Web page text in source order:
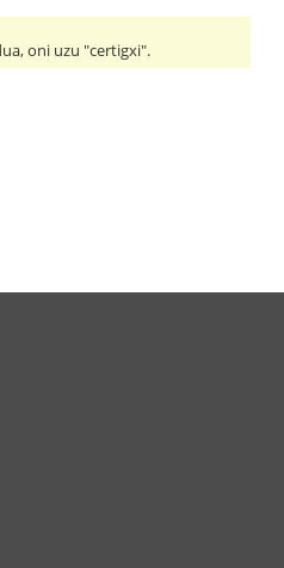
oni uzu "certigxi".